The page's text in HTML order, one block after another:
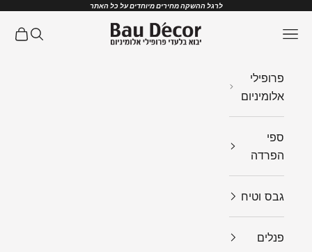
לרגל ההשקה מחירים מיוחדים על כל האתר
Bau Decor תפריט חיפושעגלת
פרופילי
אלומיניום
ספי
הפרדה
גבס וטיח
פנלים